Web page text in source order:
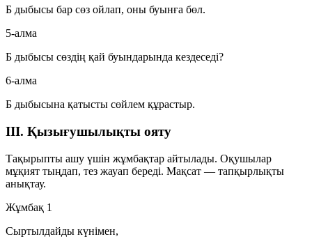
Б дыбысы бар сөз ойлап, оны буынға бөл.
5-алма
Б дыбысы сөздің қай буындарында кездеседі?
6-алма
Б дыбысына қатысты сөйлем құрастыр.
III. Қызығушылықты ояту
Тақырыпты ашу үшін жұмбақтар айтылады. Оқушылар
мұқият тыңдап, тез жауап береді. Мақсат — тапқырлықты
анықтау.
Жұмбақ 1
Сыртылдайды күнімен,